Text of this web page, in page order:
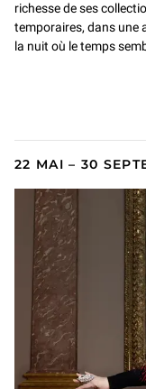
richesse de ses
temporaires, dans une
la nuit où le temps
22 MAI – 30